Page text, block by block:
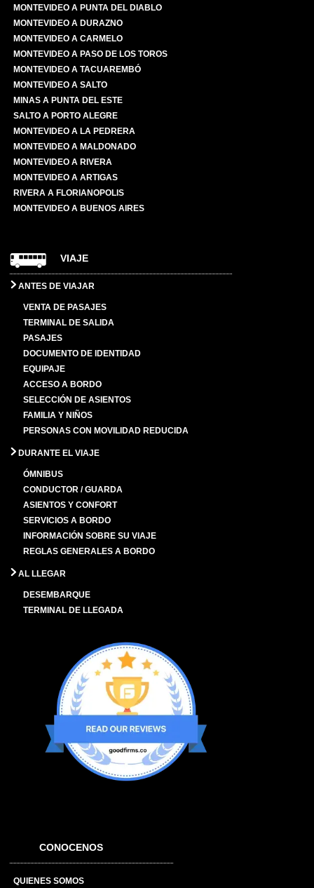
MONTEVIDEO A PUNTA DEL DIABLO
MONTEVIDEO A DURAZNO
MONTEVIDEO A CARMELO
MONTEVIDEO A PASO DE LOS TOROS
MONTEVIDEO A TACUAREMBÓ
MONTEVIDEO A SALTO
MINAS A PUNTA DEL ESTE
SALTO A PORTO ALEGRE
MONTEVIDEO A LA PEDRERA
MONTEVIDEO A MALDONADO
MONTEVIDEO A RIVERA
MONTEVIDEO A ARTIGAS
RIVERA A FLORIANOPOLIS
MONTEVIDEO A BUENOS AIRES
VIAJE
ANTES DE VIAJAR
VENTA DE PASAJES
TERMINAL DE SALIDA
PASAJES
DOCUMENTO DE IDENTIDAD
EQUIPAJE
ACCESO A BORDO
SELECCIÓN DE ASIENTOS
FAMILIA Y NIÑOS
PERSONAS CON MOVILIDAD REDUCIDA
DURANTE EL VIAJE
ÓMNIBUS
CONDUCTOR / GUARDA
ASIENTOS Y CONFORT
SERVICIOS A BORDO
INFORMACIÓN SOBRE SU VIAJE
REGLAS GENERALES A BORDO
AL LLEGAR
DESEMBARQUE
TERMINAL DE LLEGADA
CONOCENOS
QUIENES SOMOS